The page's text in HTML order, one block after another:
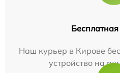
Наш курьер в Кирове
устройство на